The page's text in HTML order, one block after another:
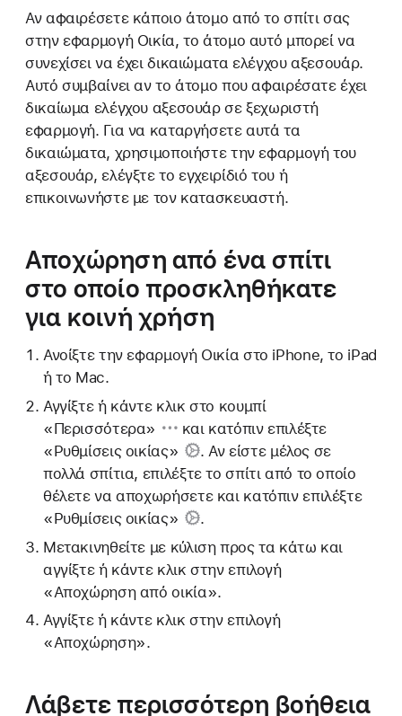
Αν αφαιρέσετε κάποιο άτομο από το σπίτι σας
στην εφαρμογή Οικία, το άτομο αυτό μπορεί να
συνεχίσει να έχει δικαιώματα ελέγχου αξεσουάρ.
Αυτό συμβαίνει αν το άτομο που αφαιρέσατε έχει
δικαίωμα ελέγχου αξεσουάρ σε ξεχωριστή
εφαρμογή. Για να καταργήσετε αυτά τα
δικαιώματα, χρησιμοποιήστε την εφαρμογή του
αξεσουάρ, ελέγξτε το εγχειρίδιό του ή
επικοινωνήστε με τον κατασκευαστή.
Αποχώρηση από ένα σπίτι
στο οποίο προσκληθήκατε
για κοινή χρήση
Ανοίξτε την εφαρμογή Οικία στο iPhone, το iPad
ή το Mac.
Αγγίξτε ή κάντε κλικστο κουμπί
«Περισσότερα»
και κατόπιν επιλέξτε
«Ρυθμίσεις οικίας»
. Αν είστε μέλος σε
πολλά σπίτια, επιλέξτε το σπίτι από το οποίο
θέλετε να αποχωρήσετε και κατόπιν επιλέξτε
«Ρυθμίσεις οικίας»
.
Μετακινηθείτε με κύλιση προς τα κάτω και
αγγίξτε ή κάντε κλικ στην επιλογή
«Αποχώρηση από οικία».
Αγγίξτε ή κάντε κλικ στην επιλογή
«Αποχώρηση».
Λάβετε περισσότερη βοήθεια